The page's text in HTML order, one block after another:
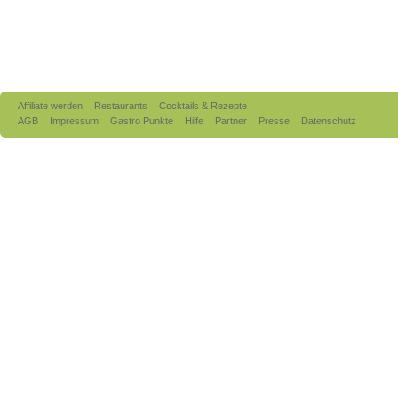
Affiliate werden Restaurants
Cocktails & Rezepte
AGB
Impressum Gastro Punkte Hilfe Partner Presse Datenschutz